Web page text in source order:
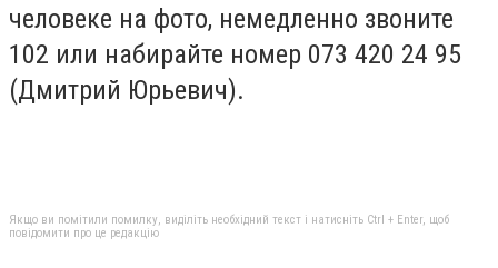
человеке на фото, немедленно звоните
102 или набирайте номер 073 420 24 95
(Дмитрий Юрьевич).
Якщо ви помітили помилку, виділіть необхідний текст і натисніть Ctrl + Enter, щоб
повідомити про це редакцію